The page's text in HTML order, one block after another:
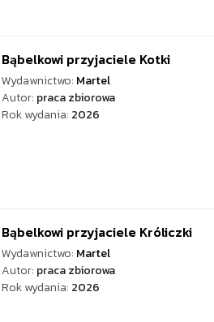
Bąbelkowi przyjaciele Kotki
Wydawnictwo: Martel
Autor: praca zbiorowa
Rok wydania: 2026
Bąbelkowi przyjaciele Króliczki
Wydawnictwo: Martel
Autor: praca zbiorowa
Rok wydania: 2026